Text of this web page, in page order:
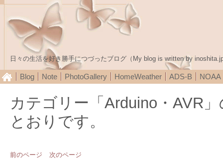
日々の生活を好き勝手につづったブログ（My blog is written by
Blog Note PhotoGallery HomeWeather ADS-B NOAA
カテゴリー「Arduino・AVR
とおりです。
前のページ 次のページ